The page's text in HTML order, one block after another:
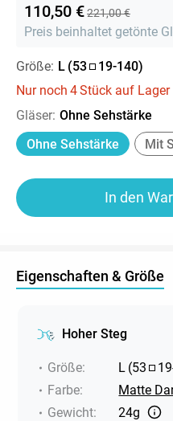
110,50 €221,00 €
Preis beinhaltet getönte
Größe: L (53 19-140)
Nur noch 4Stück auf Lager
Gläser: Ohne Sehstärke
Ohne Sehstärke
Mit
In den
Eigenschaften & Größe
Hoher Steg
Größe: L (53 19
Farbe:
Matte
Gewicht:
24g